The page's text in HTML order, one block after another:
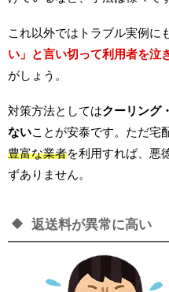
これ以外ではトラブル実例に
い」と言い切って利用者を泣
がしょう。
対策方法としてはクーリング
ない ことが安泰です。ただ宅
豊富な業者を利用すれば、悪
ずありません。
返送料が異常に高い